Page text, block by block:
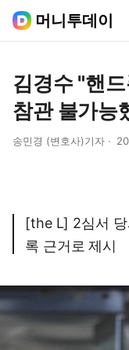
머니투데이
김경수 "핸
참관 불가능
송민경 (변호사)기자
[the L] 2심서 당
록 근거로 제시